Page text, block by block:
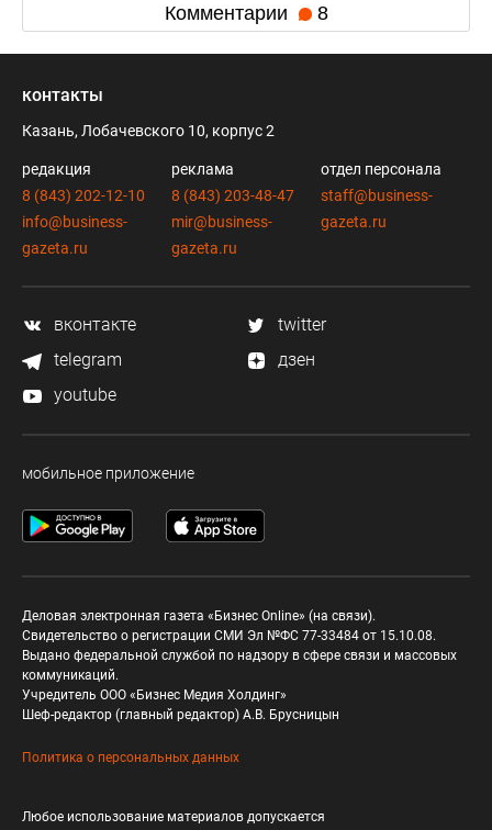
Комментарии 8
контакты
Казань, Лобачевского 10, корпус 2
редакция
8 (843) 202-12-10
info@business-
gazeta.ru
реклама
8 (843) 203-48-47
mir@business-
gazeta.ru
отдел персонала
staff@business-
gazeta.ru
вконтакте
twitter
telegram
дзен
youtube
мобильное приложение
Деловая электронная газета «Бизнес Online» (на связи).
Свидетельство о регистрации СМИ Эл №ФС 77-33484 от 15.10.08.
Выдано федеральной службой по надзору в сфере связи и массовых
коммуникаций.
Учредитель ООО «Бизнес Медия Холдинг»
Шеф-редактор (главный редактор) А.В. Брусницын
Политика о персональных данных
Любое использование материалов допускается